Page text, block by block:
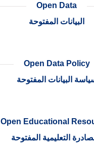
Open Data
البيانات المفتوحة
Open Data Policy
البيانات المفتوحة
Open Educational
التعليمية المفتوحة